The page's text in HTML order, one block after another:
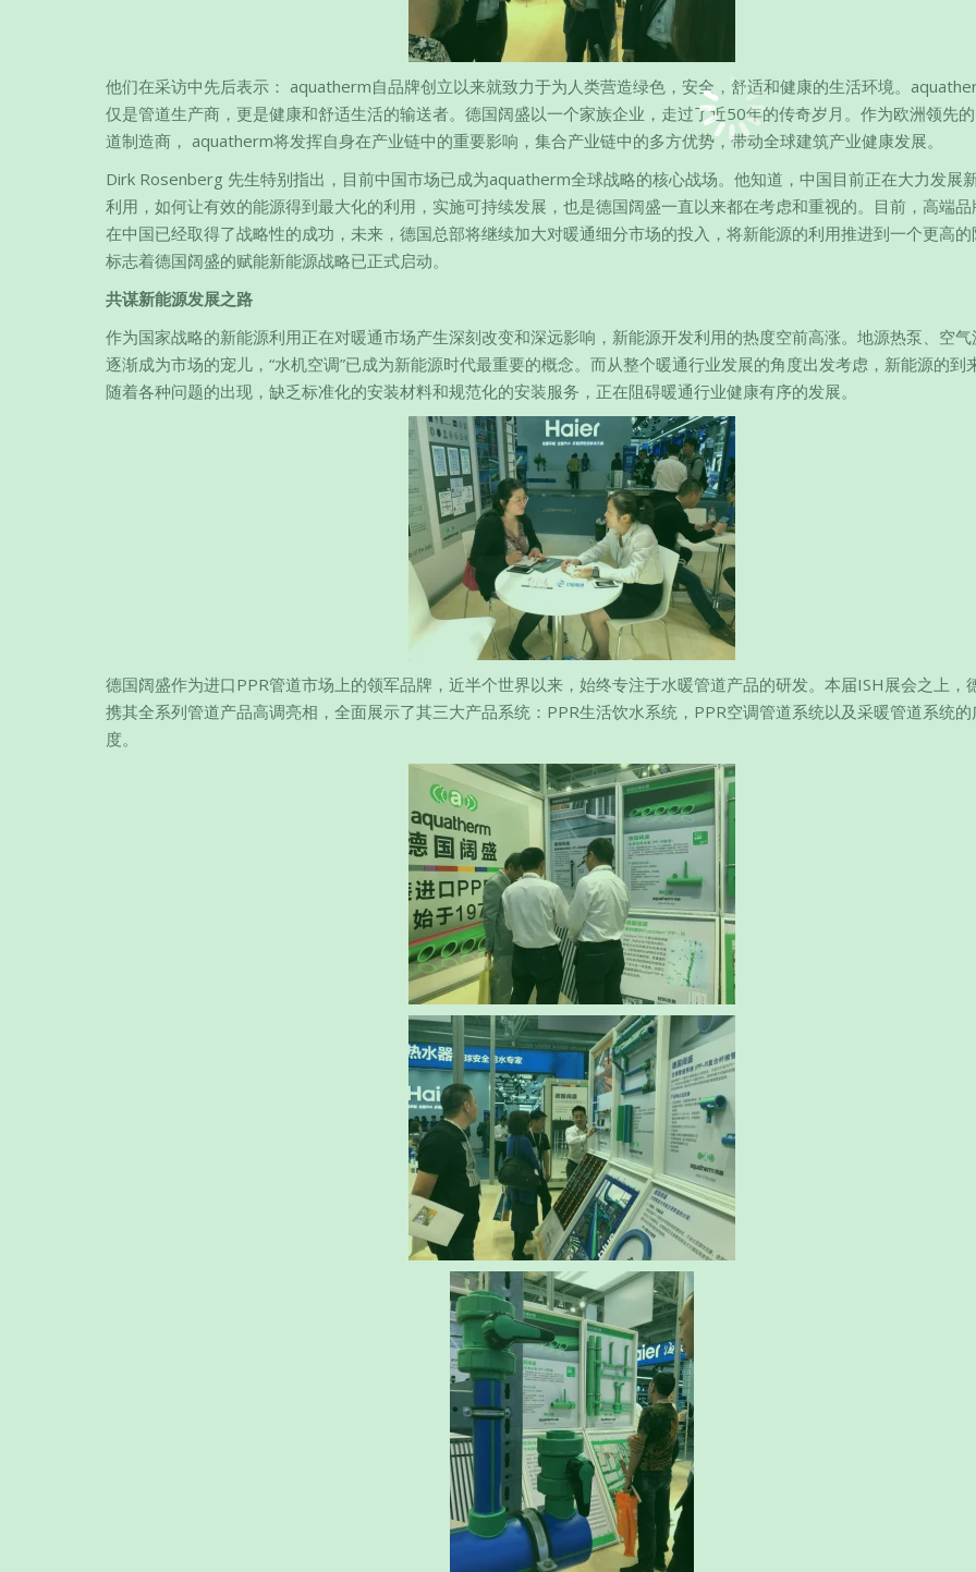
他们在采访中先后表示： aquatherm自品牌创立以来就致力于为人类营造绿色，安全，舒适和健康的生活环境。
仅是管道生产商，更是健康和舒适生活的输送者。德国阔盛以一个家族企业，走过了近50年的传奇岁月。作为欧洲领先
道制造商， aquatherm将发挥自身在产业链中的重要影响，集合产业链中的多方优势，带动全球建筑产业健康发展。
Dirk Rosenberg 先生特别指出，目前中国市场已成为aquatherm全球战略的核心战场。他知道，中国目前正在大力发展
利用，如何让有效的能源得到最大化的利用，实施可持续发展，也是德国阔盛一直以来都在考虑和重视的。目前，高端
在中国已经取得了战略性的成功，未来，德国总部将继续加大对暖通细分市场的投入，将新能源的利用推进到一个更高
标志着德国阔盛的赋能新能源战略已正式启动。
共谋新能源发展之路
作为国家战略的新能源利用正在对暖通市场产生深刻改变和深远影响，新能源开发利用的热度空前高涨。地源热泵、空
逐渐成为市场的宠儿，“水机空调”已成为新能源时代最重要的概念。而从整个暖通行业发展的角度出发考虑，新能源的到
随着各种问题的出现，缺乏标准化的安装材料和规范化的安装服务，正在阻碍暖通行业健康有序的发展。
德国阔盛作为进口PPR管道市场上的领军品牌，近半个世界以来，始终专注于水暖管道产品的研发。本届ISH展会之上，
携其全系列管道产品高调亮相，全面展示了其三大产品系统：PPR生活饮水系统，PPR空调管道系统以及采暖管道系统
度。